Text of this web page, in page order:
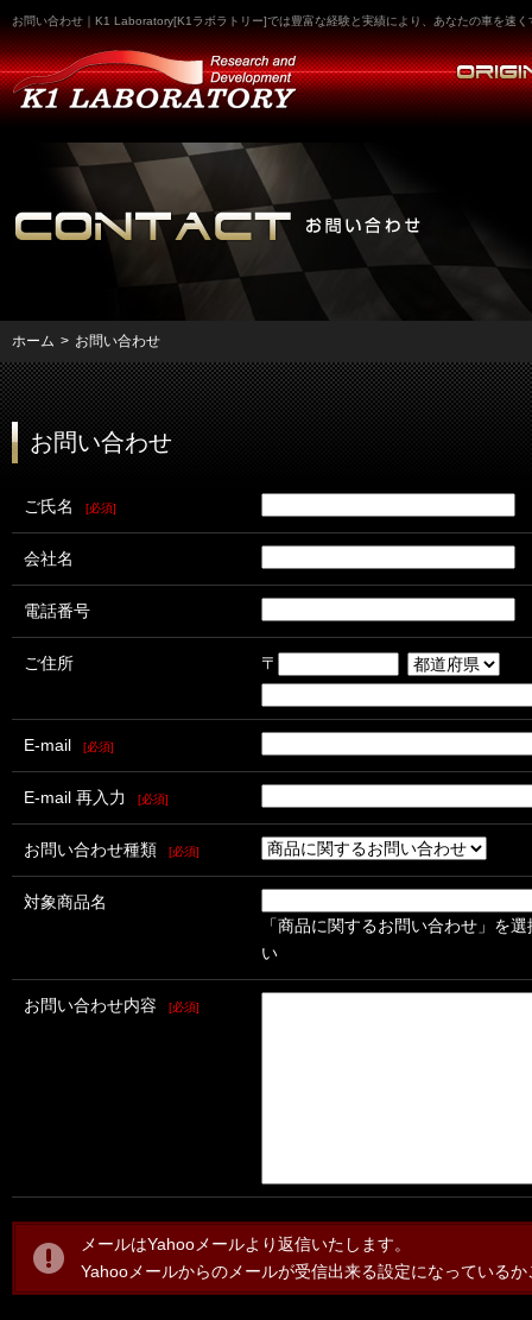
お問い合わせ｜K1 Laboratory[K1ラボラトリー]では豊富な経験と実績により、あなたの車を速
ホーム > お問い合わせ
お問い合わせ
ご氏名 [必須]
会社名
電話番号
ご住所 〒
E-mail [必須]
E-mail 再入力 [必須]
お問い合わせ種類 [必須]
対象商品名
「商品に関するお問い合わせ」を
い
お問い合わせ内容 [必須]
メールはYahooメールより返信いたします。
Yahooメールからのメールが受信出来る設定になっている